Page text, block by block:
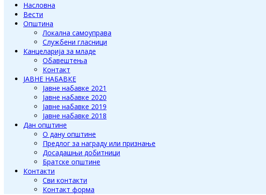
Насловна
Вести
Општина
Локална самоуправа
Службени гласници
Канцеларија за младе
Обавештења
Контакт
ЈАВНЕ НАБАВКЕ
Јавне набавке 2021
Јавне набавке 2020
Јавне набавке 2019
Јавне набавке 2018
Дан општине
О дану општине
Предлог за награду или признање
Досадашњи добитници
Братске општине
Контакти
Сви контакти
Контакт форма